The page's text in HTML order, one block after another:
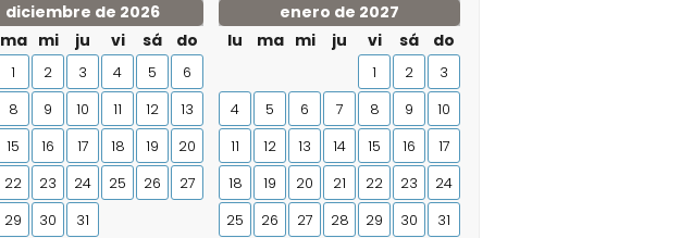
diciembre de 2026
ma mi ju vi sá do
1 2 3 4 5
6
8 9 10 11 12
13
15 16 17 18 19
20
22 23 24 25 26
27
29 30 31
enero de 2027
lu
ma mi ju vi sá do
1 2
3
4
5 6 7 8 9
10
11
12 13 14 15 16
17
18
19 20 21 22 23
24
25
26 27 28 29 30 31